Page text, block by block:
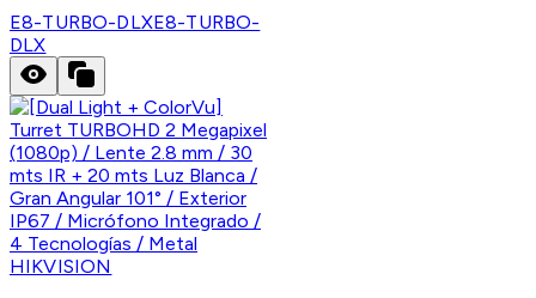
E8-TURBO-DLXE8-TURBO-
DLX
HIKVISION